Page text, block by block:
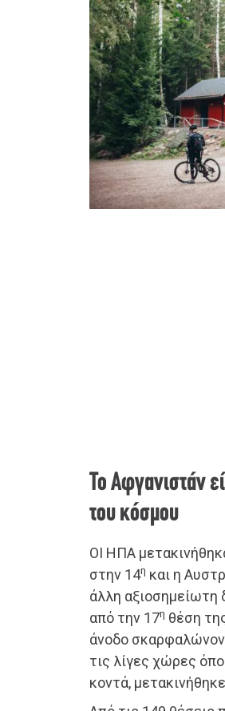
Το Αφγανιστάν
του κόσμου
ΟΙ ΗΠΑ
στην 14η και η
άλλη αξιοσημείωτη
από την 17η θέση
άνοδο
τις λίγες χώρες
κοντά,